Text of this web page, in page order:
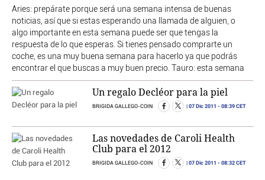
Aries: prepárate porque será una semana intensa de buenas
noticias, así que si estas esperando una llamada de alguien, o
algo importante en esta semana puede ser que tengas la
respuesta de lo que esperas. Si tienes pensado comprarte un
coche, es una muy buena semana para hacerlo ya que podrás
encontrar el que buscas a muy buen precio. Tauro: esta semana
Un regalo Decléor para la piel
BRIGIDA GALLEGO-COIN 07 Dic 2011 - 08:39 CET
Las novedades de Caroli Health
Club para el 2012
BRIGIDA GALLEGO-COIN 07 Dic 2011 - 08:32 CET